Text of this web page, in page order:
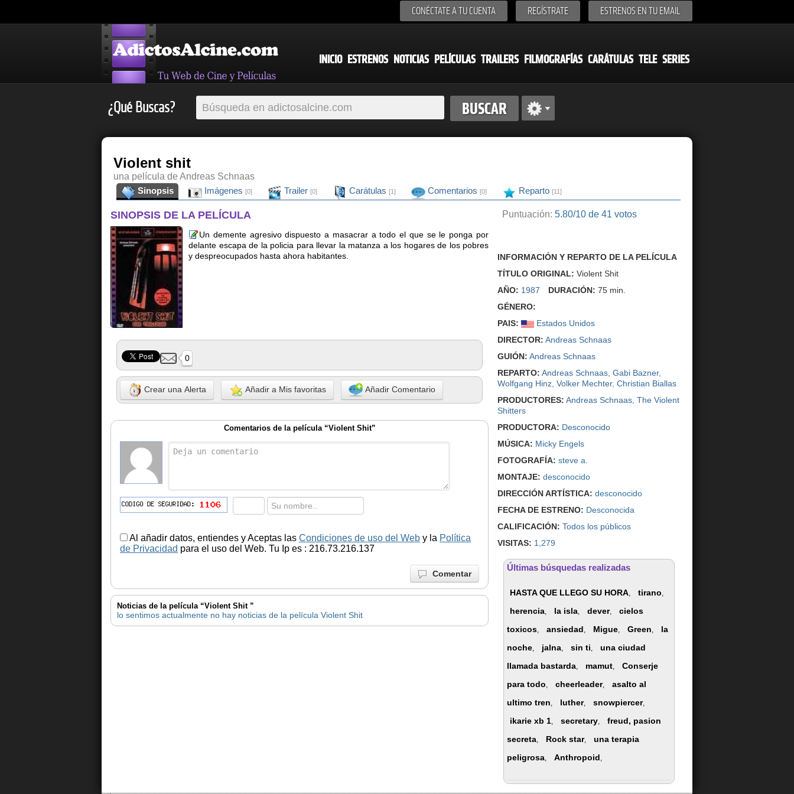
CONÉCTATE A TU CUENTA REGÍSTRATE ESTRENOS EN TU EMAIL
INICIO ESTRENOS NOTICIAS PELÍCULAS TRAILERS FILMOGRAFÍAS CARÁTULAS TELE SERIES
¿Qué Buscas?
Violent shit
una película de Andreas Schnaas
Sinopsis
Imágenes [0] Trailer [0] Carátulas [1] Comentarios [0] Reparto [11]
SINOPSIS DE LA PELÍCULA
Un demente agresivo dispuesto a masacrar a todo el que se le ponga por
delante escapa de la policia para llevar la matanza a los hogares de los pobres
y despreocupados hasta ahora habitantes.
0
Crear una Alerta Añadir a Mis favoritas Añadir Comentario
Comentarios de la película “Violent Shit”
Al añadir datos, entiendes y Aceptas las Condiciones de uso del Web y la Política
de Privacidad para el uso del Web. Tu Ip es : 216.73.216.137
Comentar
Noticias de la película “Violent Shit ”
lo sentimos actualmente no hay noticias de la película Violent Shit
Puntuación: 5.80/10 de 41 votos
INFORMACIÓN Y REPARTO DE LA PELÍCULA
TÍTULO ORIGINAL: Violent Shit
AÑO: 1987 DURACIÓN: 75 min.
GÉNERO:
PAIS:
Estados Unidos
DIRECTOR: Andreas Schnaas
GUIÓN: Andreas Schnaas
REPARTO: Andreas Schnaas Gabi Bazner,
Wolfgang Hinz Volker Mechter, Christian Biallas
PRODUCTORES: Andreas Schnaas The Violent
Shitters
PRODUCTORA: Desconocido
MÚSICA: Micky Engels
FOTOGRAFÍA: steve a.
MONTAJE: desconocido
DIRECCIÓN ARTÍSTICA: desconocido
FECHA DE ESTRENO: Desconocida
CALIFICACIÓN: Todos los públicos
VISITAS: 1,279
Últimas búsquedas realizadas
HASTA QUE LLEGO SU HORA, tirano,
herencia, la isla, dever,
cielos
toxicos, ansiedad, Migue, Green,
la
noche, jalna, sin ti,
una ciudad
llamada bastarda, mamut,
Conserje
para todo, cheerleader,
asalto al
ultimo tren, luther, snowpiercer,
ikarie xb 1, secretary,
freud, pasion
secreta, Rock star,
una terapia
peligrosa, Anthropoid,